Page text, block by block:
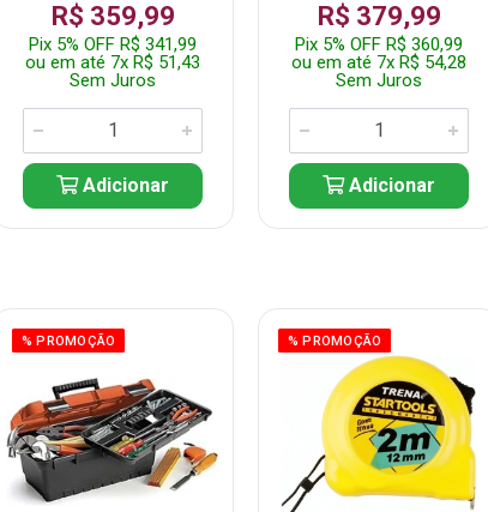
R$ 359,99
Pix 5% OFF R$ 341,99
ou em até 7x R$ 51,43
Sem Juros
Adicionar
R$ 379,99
Pix 5% OFF R$ 360,99
ou em até 7x R$ 54,28
Sem Juros
Adicionar
% PROMOÇÃO % PROMOÇÃO